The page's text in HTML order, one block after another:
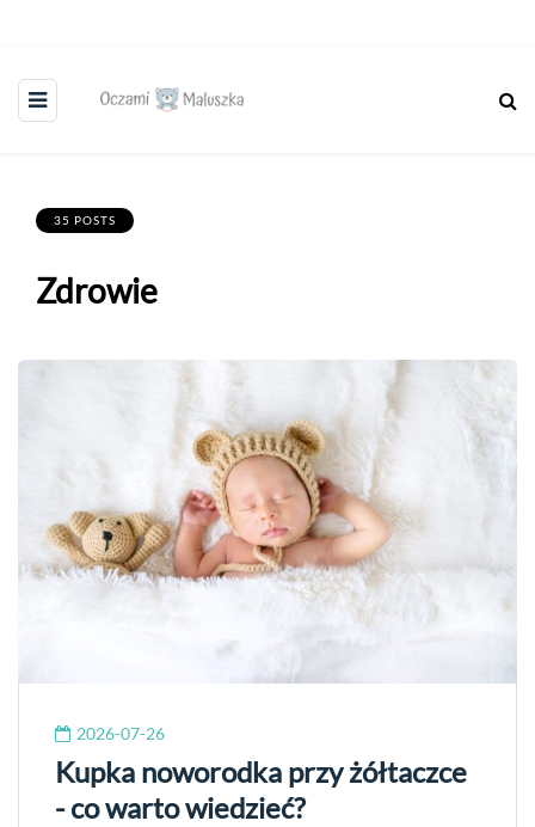
35 POSTS
Zdrowie
2026-07-26
Kupka noworodka przy żółtaczce
- co warto wiedzieć?